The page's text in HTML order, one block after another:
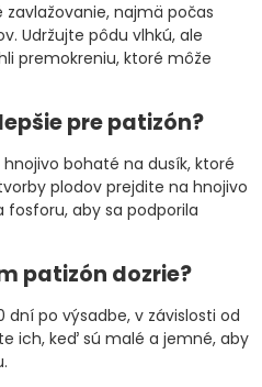
najmä počas
Udržujte pôdu vlhkú, ale
premokreniu, ktoré môže
pre patizón?
bohaté na dusík, ktoré
plodov prejdite na hnojivo
fosforu, aby sa podporila
patizón dozrie?
po výsadbe, v závislosti od
ich, keď sú malé a jemné, aby